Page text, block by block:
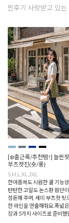
찐후기 사랑받고 있는
[❄️출근룩/추천템!] 늘씬
부츠컷진(숏/롱)
S,M,L,XL,2XL
한여름에도 시원한 쿨 기능
탄탄한 고밀도 논스판 원단
정돈해 주며, 세미 부츠컷 핏
한 라인을 연출해줘요.폭넓은
장과 5가지 사이즈로 준비했